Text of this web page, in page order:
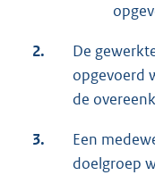
2.
De
opgevoerd
de
3.
Een
doelgroep